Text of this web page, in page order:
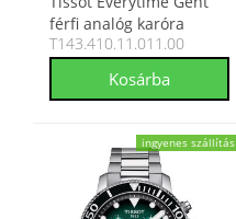
férfi analóg karóra
T143.410.11.011.00
T143.410.11.011.00
ingyenes szállítás